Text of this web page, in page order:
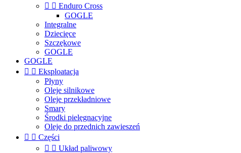
  Enduro Cross
GOGLE
Integralne
Dziecięce
Szczękowe
GOGLE
GOGLE
  Eksploatacja
Płyny
Oleje silnikowe
Oleje przekładniowe
Smary
Środki pielęgnacyjne
Oleje do przednich zawieszeń
  Części
  Układ paliwowy